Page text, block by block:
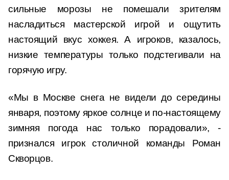
сильные морозы не помешали зрителям
насладиться мастерской игрой и ощутить
настоящий вкус хоккея. А игроков, казалось,
низкие температуры только подстегивали на
горячую игру.
«Мы в Москве снега не видели до середины
января, поэтому яркое солнце и по-настоящему
зимняя погода нас только порадовали», -
признался игрок столичной команды Роман
Скворцов.